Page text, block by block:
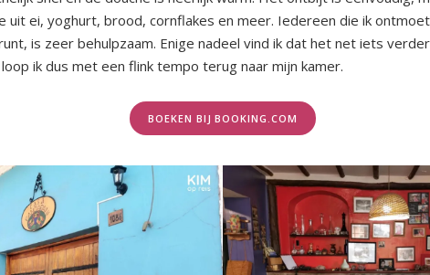
uit ei, yoghurt, brood, cornflakes en meer. Iedereen die ik
is zeer behulpzaam. Enige nadeel vind ik dat het net iets
ik dus met een flink tempo terug naar mijn kamer.
BOEKEN BIJ BOOKING.COM